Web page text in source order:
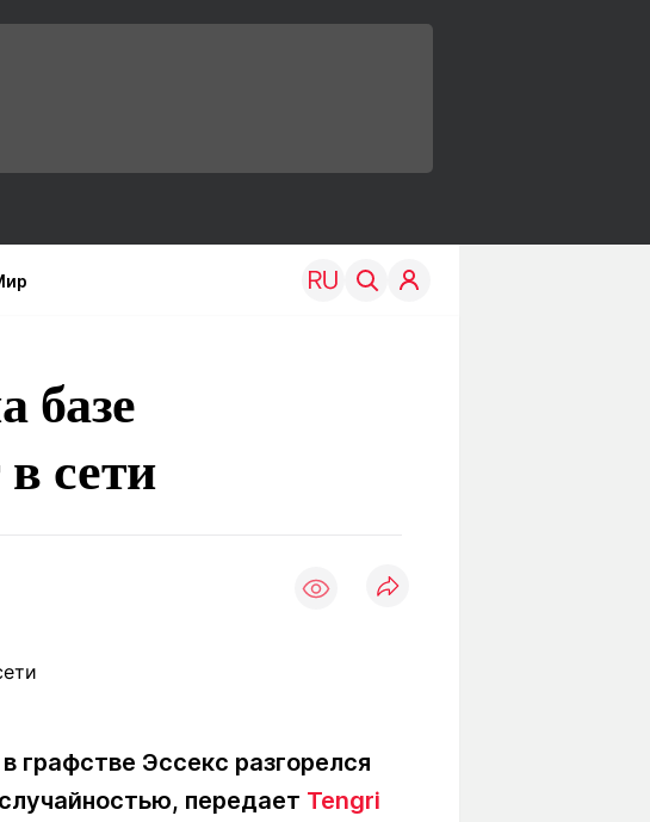
Учебные
центр Светлая тема
базе
сети
Эссекс разгорелся
передает Tengri